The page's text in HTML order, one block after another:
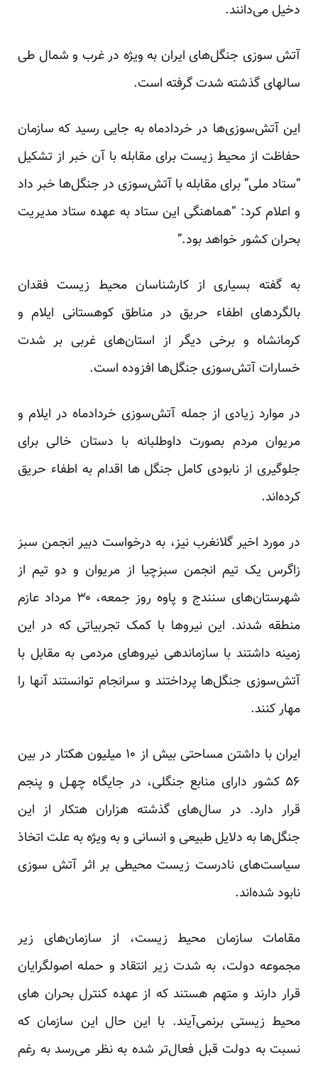
دخیل می‌دانند.
آتش سوزی جنگل‌های ایران به ویژه در غرب و شمال طی
سالهای گذشته شدت گرفته است.
این آتش‌سوزی‌ها در خردادماه به جایی رسید که سازمان
حفاظت از محیط زیست برای مقابله با آن خبر از تشکیل
“ستاد ملی” برای مقابله با آتش‌سوزی‌ در جنگل‌ها خبر داد
و اعلام کرد: “هماهنگی این ستاد به عهده ستاد مدیریت
بحران کشور خواهد بود.”
به گفته بسیاری از کارشناسان محیط زیست فقدان
بالگردهای اطفاء حریق در مناطق کوهستانی ایلام و
کرمانشاه و برخی دیگر از استان‌های غربی بر شدت
خسارات آتش‌سوزی جنگل‌ها افزوده است.
در موارد زیادی از جمله آتش‌سوزی خردادماه در ایلام و
مریوان مردم بصورت داوطلبانه با دستان خالی برای
جلوگیری از نابودی کامل جنگل ها اقدام به اطفاء حریق
کرده‌اند.
در مورد اخیر گلانغرب نیز، به درخواست دبیر انجمن سبز
زاگرس یک تیم انجمن سبزچیا از مریوان و دو تیم از
شهرستان‌های سنندج و پاوه روز جمعه، ۳۰ مرداد عازم
منطقه شدند. این نیروها با کمک تجربیاتی که در این
زمینه داشتند با سازماندهی نیروهای مردمی به مقابل با
آتش‌سوزی جنگل‌ها پرداختند و سرانجام توانستند آنها را
مهار کنند.
ایران با داشتن مساحتی بیش از ۱۰ میلیون هکتار در بین
۵۶ کشور دارای منابع جنگلی، در جایگاه چهـل و پنجم
قرار دارد. در سال‌های گذشته هزاران هتکار از این
جنگل‌ها به دلایل طبیعی و انسانی و به ویژه به علت اتخاذ
سیاست‌های نادرست زیست محیطی بر اثر آتش سوزی
نابود شده‌اند.
مقامات سازمان محیط زیست، از سازمان‌های زیر
مجموعه دولت، به شدت زیر انتقاد و حمله اصولگرایان
قرار دارند و متهم هستند که از عهده کنترل بحران های
محیط زیستی برنمی‌آیند. با این حال این سازمان که
نسبت به دولت قبل فعال‌تر شده به نظر می‌رسد به رغم